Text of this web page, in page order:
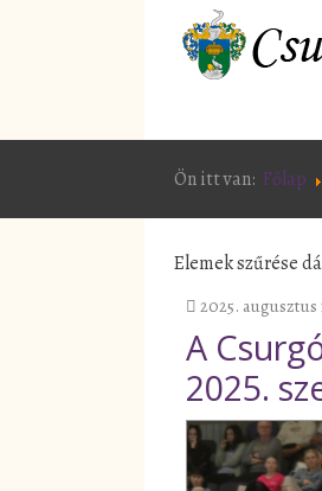
Ön itt van: Főlap
Elemek szűrése
2025. augusztus
A
2025.